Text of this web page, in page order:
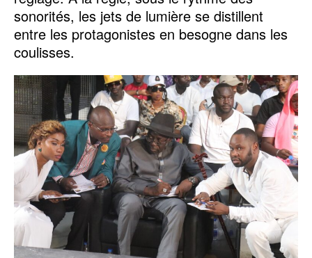
sonorités, les jets de lumière se distillent
entre les protagonistes en besogne dans les
coulisses.